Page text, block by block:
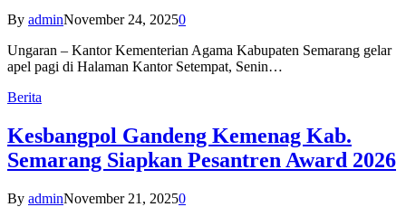
By adminNovember 24, 20250
Ungaran – Kantor Kementerian Agama Kabupaten Semarang gelar
apel pagi di Halaman Kantor Setempat, Senin…
Berita
Kesbangpol Gandeng Kemenag Kab.
Semarang Siapkan Pesantren Award 2026
By adminNovember 21, 20250